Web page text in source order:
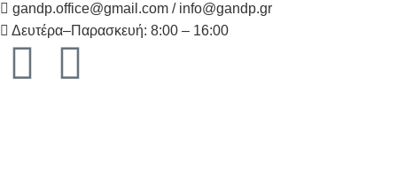
gandp.office@gmail.com / info@gandp.gr
Δευτέρα–Παρασκευή: 8:00 – 16:00